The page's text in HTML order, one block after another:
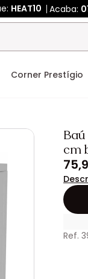
HEAT10 Acaba:
Corner Prestígio
cm
Ref.